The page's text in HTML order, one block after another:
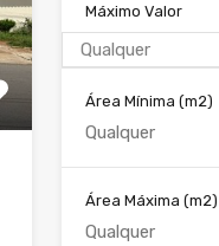
Máximo Valor
Qualquer
Área Mínima (m2)
Área Máxima (m2)